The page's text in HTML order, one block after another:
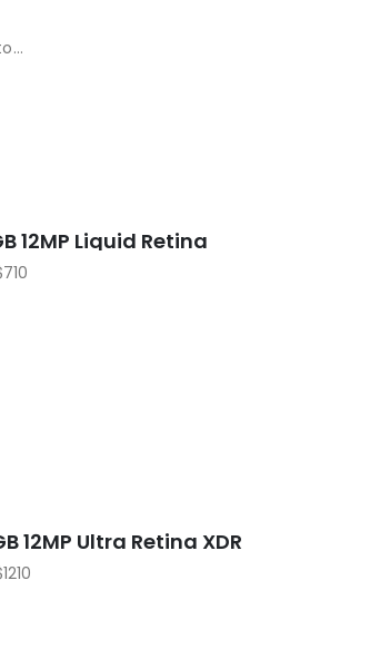
12MP Liquid Retina
12MP Ultra Retina XDR